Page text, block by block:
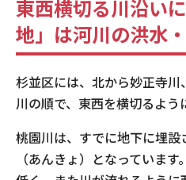
東西横切る川沿い
地」は河川の洪水
杉並区には、北から妙正寺
川の順で、東西を横切るよう
桃園川は、すでに地下に埋
（あんきょ）となっていま